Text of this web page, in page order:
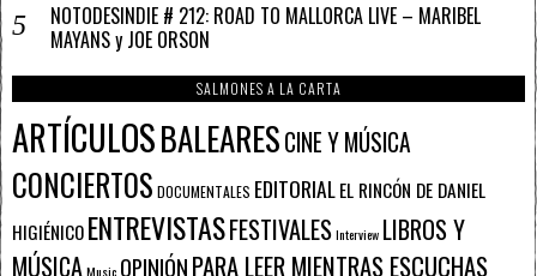
NOTODESINDIE # 212: ROAD TO MALLORCA LIVE – MARIBEL
MAYANS y JOE ORSON
SALMONES A LA CARTA
ARTÍCULOSBALEARESCINE Y MÚSICA
CONCIERTOS DOCUMENTALES EDITORIALEL RINCÓN DE DANIEL
HIGIÉNICOENTREVISTASFESTIVALESInterview LIBROS Y
MÚSICAMusic OPINIÓNPARA LEER MIENTRAS ESCUCHAS